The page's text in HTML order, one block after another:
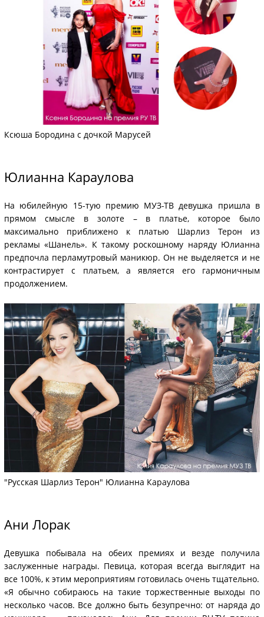
Ксюша Бородина с дочкой Марусей
Юлианна Караулова
На юбилейную 15-тую премию МУЗ-ТВ девушка пришла в
прямом смысле в золоте – в платье, которое было
максимально приближено к платью Шарлиз Терон из
рекламы «Шанель». К такому роскошному наряду Юлианна
предпочла перламутровый маникюр. Он не выделяется и не
контрастирует с платьем, а является его гармоничным
продолжением.
"Русская Шарлиз Терон" Юлианна Караулова
Ани Лорак
Девушка побывала на обеих премиях и везде получила
заслуженные награды. Певица, которая всегда выглядит на
все 100%, к этим мероприятиям готовилась очень тщательно.
«Я обычно собираюсь на такие торжественные выходы по
несколько часов. Все должно быть безупречно: от наряда до